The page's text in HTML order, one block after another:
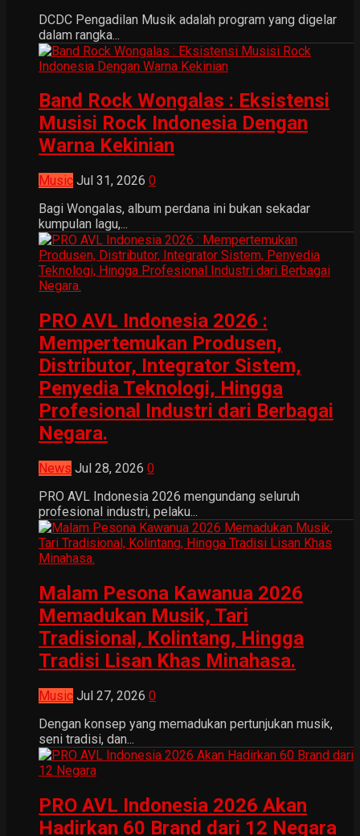
DCDC Pengadilan Musik adalah program yang digelar
dalam rangka...
Band Rock Wongalas : Eksistensi
Musisi Rock Indonesia Dengan
Warna Kekinian
Music Jul 31, 2026 0
Bagi Wongalas, album perdana ini bukan sekadar
kumpulan lagu,...
PRO AVL Indonesia 2026 :
Mempertemukan Produsen,
Distributor, Integrator Sistem,
Penyedia Teknologi, Hingga
Profesional Industri dari Berbagai
Negara.
News Jul 28, 2026 0
PRO AVL Indonesia 2026 mengundang seluruh
profesional industri, pelaku...
Malam Pesona Kawanua 2026
Memadukan Musik, Tari
Tradisional, Kolintang, Hingga
Tradisi Lisan Khas Minahasa.
Music Jul 27, 2026 0
Dengan konsep yang memadukan pertunjukan musik,
seni tradisi, dan...
PRO AVL Indonesia 2026 Akan
Hadirkan 60 Brand dari 12 Negara